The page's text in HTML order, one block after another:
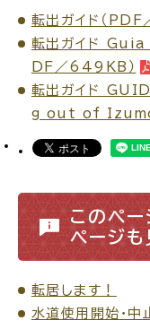
転出ガイド（
転出ガイド
DF／649KB）
転出ガイド
g out of Izumo
このペ
ページ
転居します！
水道使用開始・中